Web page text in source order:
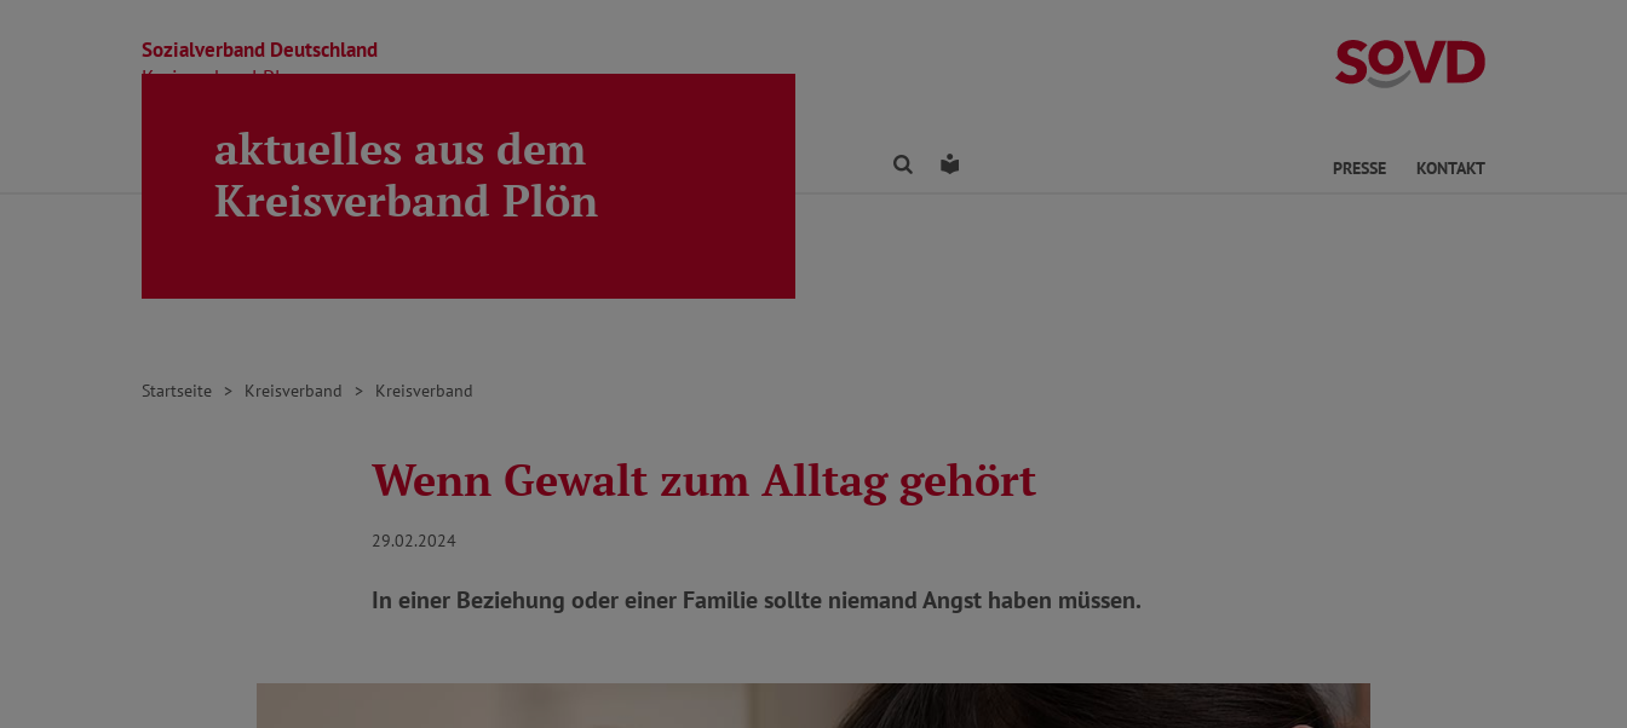
Sozialverband Deutschland
Kreisverband Ploen
Kreisverband
Direkt zu den Inhalten springen
Beratung Ortsverbände Kreisverband FindenLeichte Sprache PRESSE KONTAKT
aktuelles aus dem
Kreisverband Plön
Startseite Kreisverband Kreisverband
Wenn Gewalt zum Alltag gehört
29.02.2024
In einer Beziehung oder einer Familie sollte niemand Angst haben müssen.